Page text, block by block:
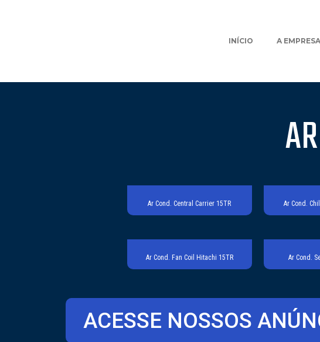
INÍCIO A EMPRESA
Ar Cond. Central Carrier 15TR Ar Cond.
Ar Cond. Fan Coil Hitachi 15TR Ar Cond.
ACESSE NOSSOS